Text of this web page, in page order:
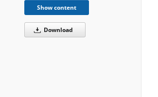
Show content
Download